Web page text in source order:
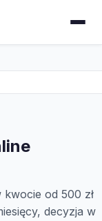
od 500 zł
decyzja w